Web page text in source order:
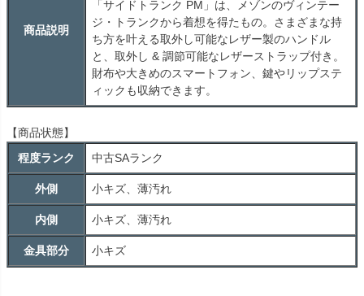
商品説明
「サイドトランク PM」は、メゾンのヴィンテー
ジ・トランクから着想を得たもの。さまざまな持
ち方を叶える取外し可能なレザー製のハンドル
と、取外し & 調節可能なレザーストラップ付き。
財布や大きめのスマートフォン、鍵やリップステ
ィックも収納できます。
【商品状態】
程度ランク
中古SAランク
外側 小キズ、薄汚れ
内側 小キズ、薄汚れ
金具部分 小キズ